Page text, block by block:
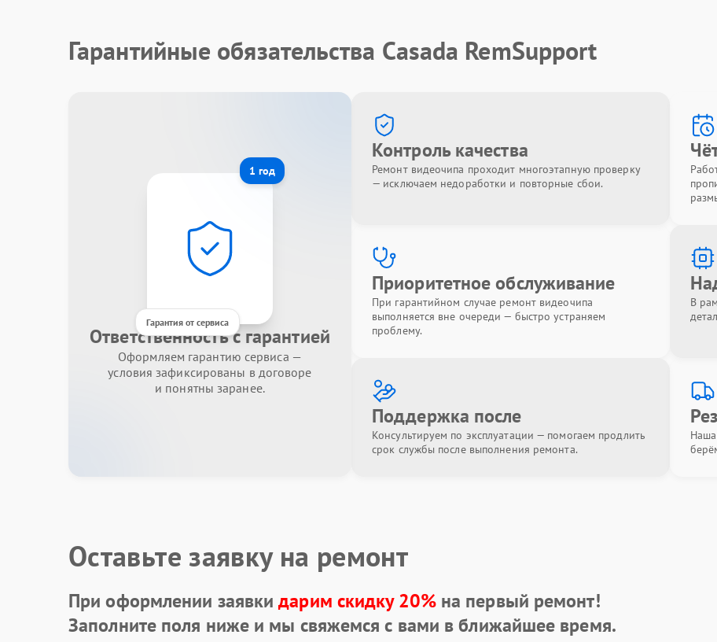
Гарантийные обязательства Casada RemSupport
1 год
Гарантия от сервиса
Ответственность с гарантией
Оформляем гарантию сервиса —
условия зафиксированы в договоре
и понятны заранее.
Контроль качества
Ремонт видеочипа проходит многоэтапную проверку
— исключаем недоработки и повторные сбои.
Приоритетное обслуживание
При гарантийном случае ремонт видеочипа
выполняется вне очереди — быстро устраняем
проблему.
В
Поддержка после
Консультируем по эксплуатации — помогаем продлить
срок службы после выполнения ремонта.
Оставьте заявку на ремонт
При оформлении заявкидарим скидку 20%на первый ремонт!
Заполните поля ниже и мы свяжемся с вами в ближайшее время.